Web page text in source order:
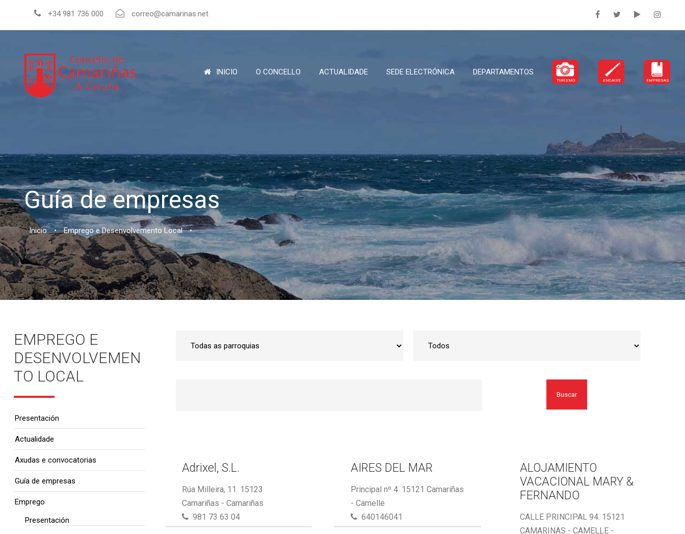
+34 981 736 000 correo@camarinas.net
INICIO O CONCELLO ACTUALIDADE SEDE ELECTRÓNICA DEPARTAMENTOS
TURISMO ENCAIXE EMPRESAS
Guía de empresas
Inicio • Emprego e Desenvolvemento Local •
Buscar
Adrixel, S.L.
Rúa Milleira, 11. 15123
Camariñas - Camariñas
981 73 63 04
AIRES DEL MAR
Principal nº 4. 15121 Camariñas
- Camelle
640146041
ALOJAMIENTO
VACACIONAL MARY &
FERNANDO
CALLE PRINCIPAL 94. 15121
CAMARINAS - CAMELLE -
EMPREGO E
DESENVOLVEMEN
TO LOCAL
Presentación
Actualidade
Axudas e convocatorias
Guía de empresas
Emprego
Presentación